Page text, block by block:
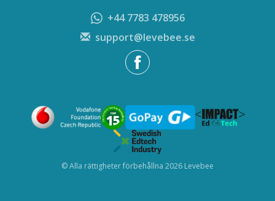
+44 7783 478956
support@levebee.se
© Alla rättigheter förbehållna 2026 Levebee